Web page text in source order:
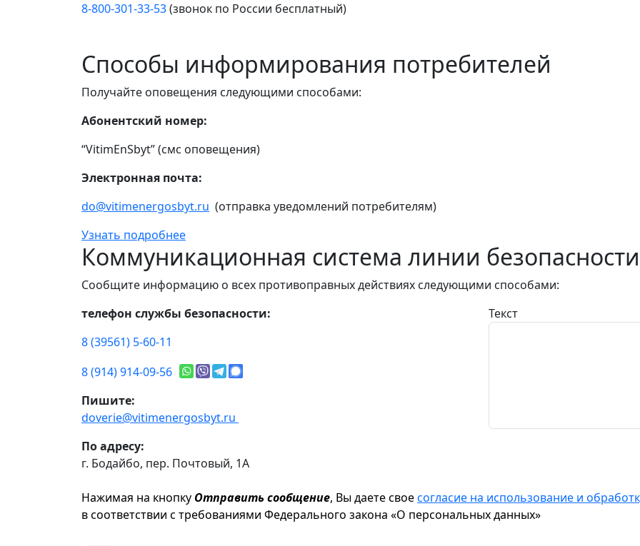
8-800-301-33-53(звонок по России бесплатный)
Способы информирования потребителей
Получайте оповещения следующими способами:
Абонентский номер:
“VitimEnSbyt” (смс оповещения)
Электронная почта:
do@vitimenergosbyt.ru (отправка уведомлений потребителям)
Узнать подробнее
Коммуникационная система линии безопасности
Сообщите информацию о всех противоправных действиях следующими способами:
телефон службы безопасности:
8 (39561) 5-60-11
8 (914) 914-09-56
Пишите:
doverie@vitimenergosbyt.ru
По адресу:
г. Бодайбо, пер. Почтовый, 1А
Текст
Нажимая на кнопку Отправить сообщение, Вы даете своесогласие на использование и
в соответствии с требованиями Федерального закона «О персональных данных»